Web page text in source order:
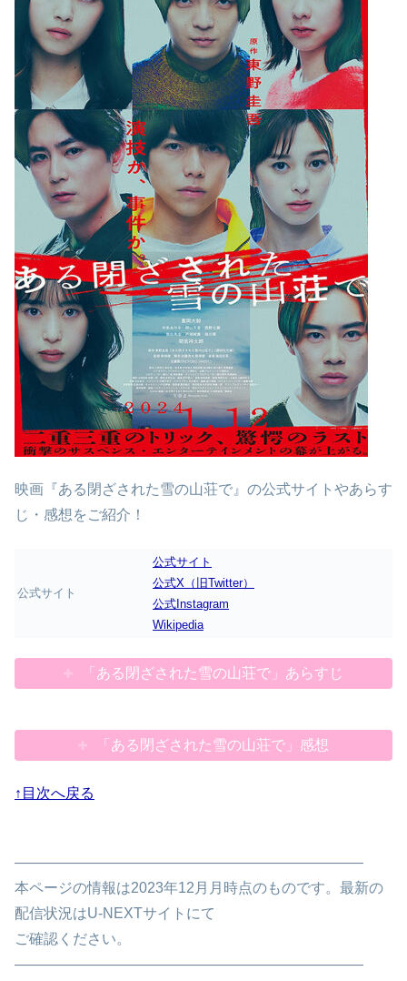
映画『ある閉ざされた雪の山荘で』の公式サイトやあらす
じ・感想をご紹介！
公式サイト
公式サイト
公式X（旧Twitter）
公式Instagram
Wikipedia
「ある閉ざされた雪の山荘で」あらすじ
「ある閉ざされた雪の山荘で」感想
↑目次へ戻る
————————————————————————
本ページの情報は2023年12月月時点のものです。最新の
配信状況はU-NEXTサイトにて
ご確認ください。
————————————————————————